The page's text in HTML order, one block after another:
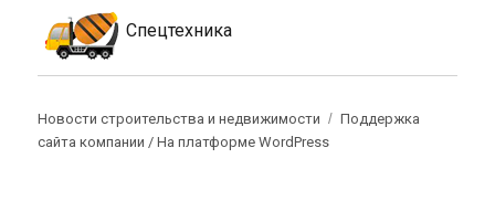
Спецтехника
Новости строительства и недвижимости
Поддержка
сайта компании /На платформе WordPress